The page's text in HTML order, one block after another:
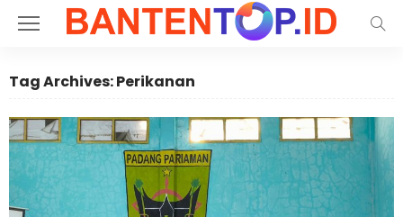
Tag Archives: Perikanan